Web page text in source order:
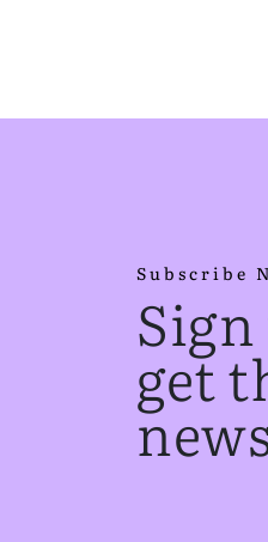
Subscribe
get